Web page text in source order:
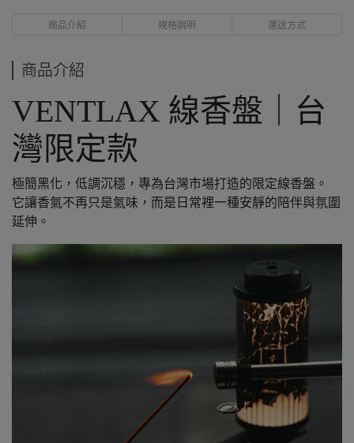
商品介紹 規格說明 運送方式
商品介紹
VENTLAX 線香盤｜台
灣限定款
極簡黑化，低調沉穩，專為台灣市場打造的限定線香盤。
它讓香氣不再只是氣味，而是日常裡一種安靜的陪伴與氛圍
延伸。